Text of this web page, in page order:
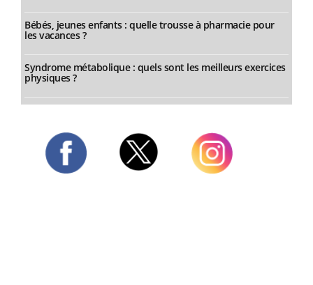
Bébés, jeunes enfants : quelle trousse à pharmacie pour
les vacances ?
Syndrome métabolique : quels sont les meilleurs exercices
physiques ?